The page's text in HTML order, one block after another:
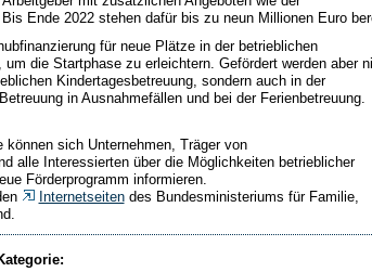
Ende 2022 stehen dafür bis zu neun Millionen Euro
für neue Plätze in der betrieblichen
um die Startphase zu erleichtern. Gefördert werden aber
Kindertagesbetreuung, sondern auch in der
in Ausnahmefällen und bei der Ferienbetreuung.
können sich Unternehmen, Träger von
alle Interessierten über die Möglichkeiten betrieblicher
Förderprogramm informieren.
Internetseitendes Bundesministeriums für Familie,